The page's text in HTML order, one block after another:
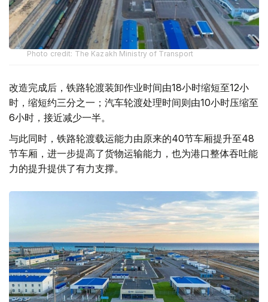
Photo credit: The Kazakh Ministry of Transport
改造完成后，铁路轮渡装卸作业时间由18小时缩短至12小
时，缩短约三分之一；汽车轮渡处理时间则由10小时压缩至
6小时，接近减少一半。
与此同时，铁路轮渡载运能力由原来的40节车厢提升至48
节车厢，进一步提高了货物运输能力，也为港口整体吞吐能
力的提升提供了有力支撑。